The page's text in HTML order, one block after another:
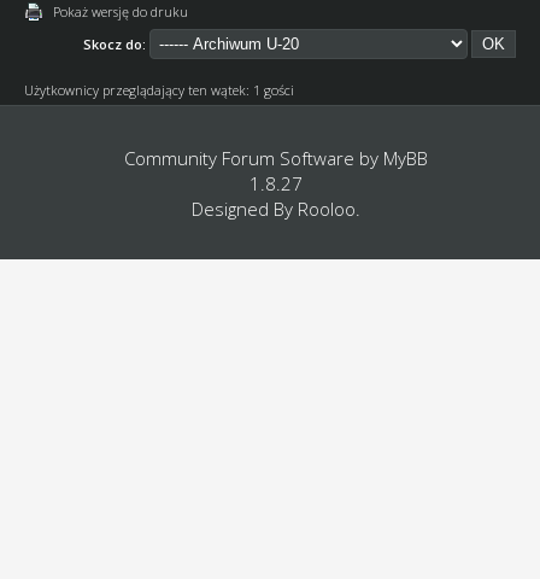
Pokaż wersję do druku
Skocz do:
Użytkownicy przeglądający ten wątek: 1 gości
Community Forum Software by MyBB
1.8.27
Designed By Rooloo